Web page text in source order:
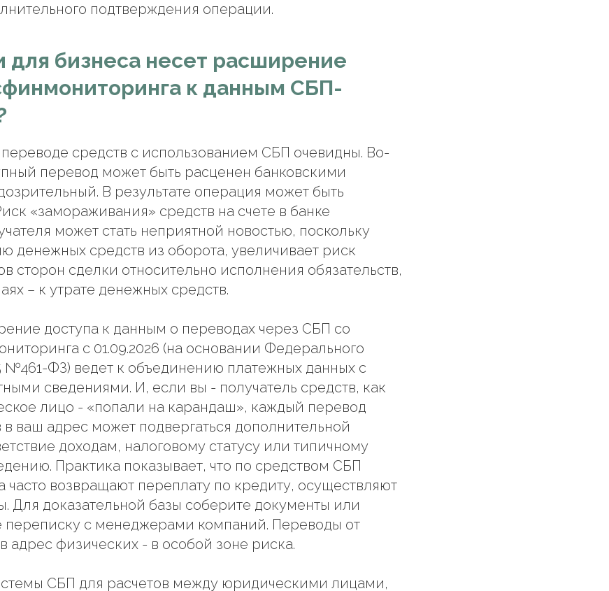
подтверждения операции.
для бизнеса несет расширение
к данным CБП-
средств с использованием СБП очевидны. Во-
перевод может быть расценен банковскими
В результате операция может быть
«замораживания» средств на счете в банке
может стать неприятной новостью, поскольку
денежных средств из оборота, увеличивает риск
сторон сделки относительно исполнения обязательств,
– к утрате денежных средств.
доступа к данным о переводах через СБП со
с 01.09.2026 (на основании Федерального
№461-ФЗ) ведет к объединению платежных данных с
сведениями. И, если вы - получатель средств, как
лицо - «попали на карандаш», каждый перевод
ваш адрес может подвергаться дополнительной
доходам, налоговому статусу или типичному
Практика показывает, что по средством СБП
возвращают переплату по кредиту, осуществляют
Для доказательной базы соберите документы или
переписку с менеджерами компаний. Переводы от
адрес физических - в особой зоне риска.
СБП для расчетов между юридическими лицами,